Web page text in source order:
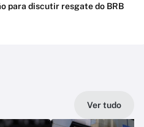
para discutir resgate do BRB
Ver tudo